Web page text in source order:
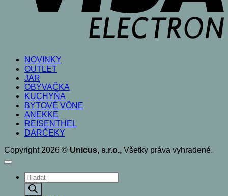
NOVINKY
OUTLET
JAR
OBÝVAČKA
KUCHYŇA
BYTOVÉ VÔNE
ANEKKE
REISENTHEL
DARČEKY
Copyright 2026 © Unicus, s.r.o., Všetky práva vyhradené.
Products
search